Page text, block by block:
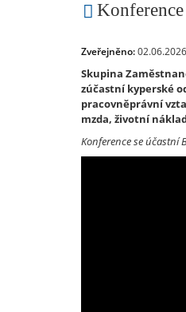
Zveřejněno:02.06.2026
Skupina
zúčastní kyperské
pracovněprávní
mzda, životní
Konference se účastní